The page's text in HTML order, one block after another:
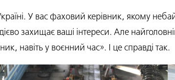
У вас фаховий керівник, якому
захищає ваші інтереси. Але
навіть у воєнний час». І це справді так.